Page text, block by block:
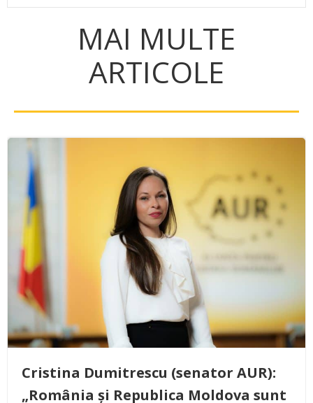
MAI MULTE
ARTICOLE
Cristina Dumitrescu (senator AUR):
„România și Republica Moldova sunt